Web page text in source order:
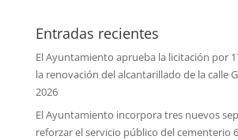
Entradas recientes
El Ayuntamiento aprueba la licitación por
la renovación del alcantarillado de la calle
2026
El Ayuntamiento incorpora tres nuevos
reforzar el servicio público del cementerio